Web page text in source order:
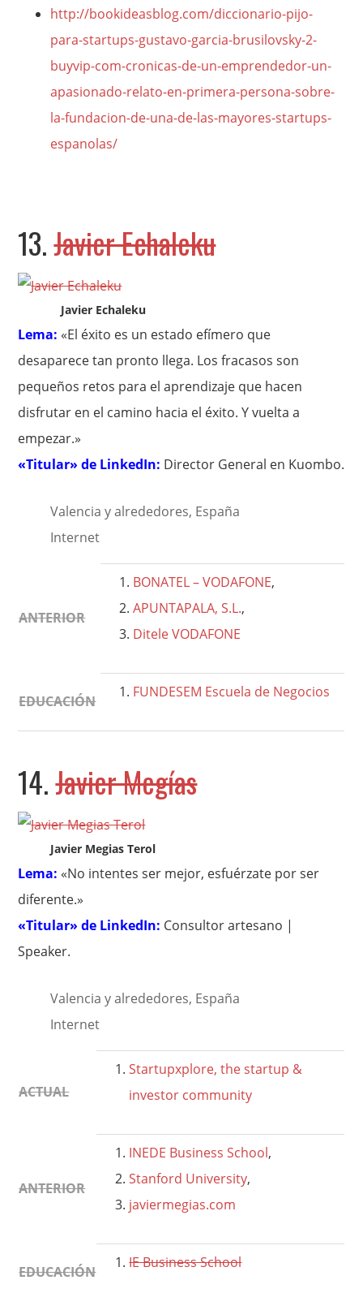
http://bookideasblog.com/diccionario-pijo-
para-startups-gustavo-garcia-brusilovsky-2-
buyvip-com-cronicas-de-un-emprendedor-un-
apasionado-relato-en-primera-persona-sobre-
la-fundacion-de-una-de-las-mayores-startups-
espanolas/
13.Javier Echaleku
Javier Echaleku
Lema: «El éxito es un estado efímero que
desaparece tan pronto llega. Los fracasos son
pequeños retos para el aprendizaje que hacen
disfrutar en el camino hacia el éxito. Y vuelta a
empezar.»
«Titular» de LinkedIn: Director General en Kuombo.
Valencia y alrededores, España
Internet
ANTERIOR
BONATEL – VODAFONE,
APUNTAPALA, S.L.,
Ditele VODAFONE
EDUCACIÓN
FUNDESEM Escuela de Negocios
14.Javier Megías
Javier Megias Terol
Lema: «No intentes ser mejor, esfuérzate por ser
diferente.»
«Titular» de LinkedIn: Consultor artesano |
Speaker.
Valencia y alrededores, España
Internet
ACTUAL
Startupxplore, the startup &
investor community
ANTERIOR
INEDE Business School,
Stanford University,
javiermegias.com
EDUCACIÓN
IE Business School